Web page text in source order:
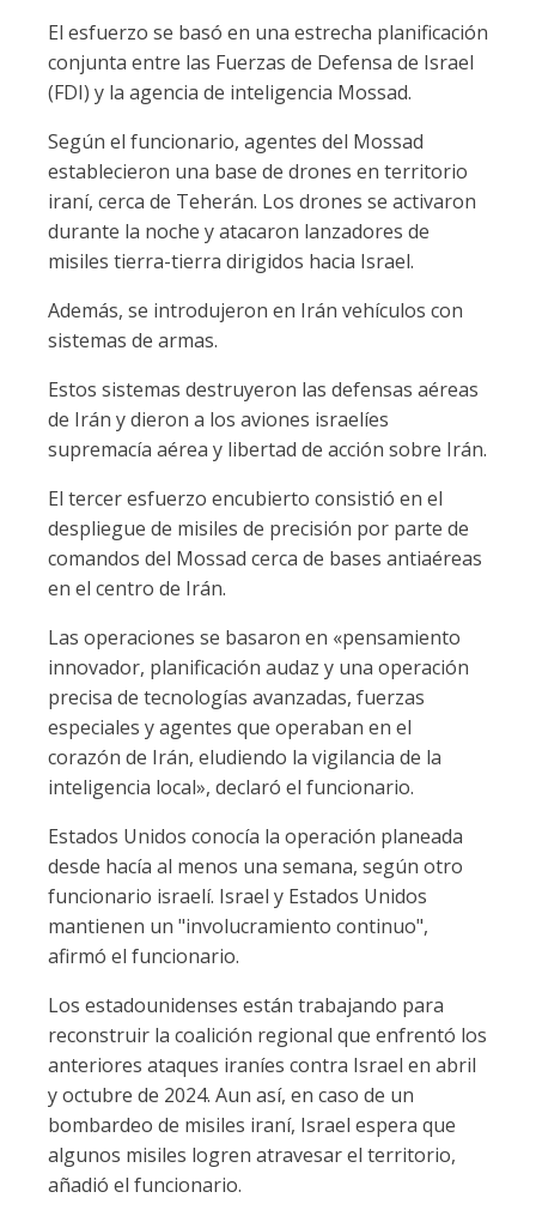
El esfuerzo se basó en una estrecha planificación
conjunta entre las Fuerzas de Defensa de Israel
(FDI) y la agencia de inteligencia Mossad.
Según el funcionario, agentes del Mossad
establecieron una base de drones en territorio
iraní, cerca de Teherán. Los drones se activaron
durante la noche y atacaron lanzadores de
misiles tierra-tierra dirigidos hacia Israel.
Además, se introdujeron en Irán vehículos con
sistemas de armas.
Estos sistemas destruyeron las defensas aéreas
de Irán y dieron a los aviones israelíes
supremacía aérea y libertad de acción sobre Irán.
El tercer esfuerzo encubierto consistió en el
despliegue de misiles de precisión por parte de
comandos del Mossad cerca de bases antiaéreas
en el centro de Irán.
Las operaciones se basaron en «pensamiento
innovador, planificación audaz y una operación
precisa de tecnologías avanzadas, fuerzas
especiales y agentes que operaban en el
corazón de Irán, eludiendo la vigilancia de la
inteligencia local», declaró el funcionario.
Estados Unidos conocía la operación planeada
desde hacía al menos una semana, según otro
funcionario israelí. Israel y Estados Unidos
mantienen un "involucramiento continuo",
afirmó el funcionario.
Los estadounidenses están trabajando para
reconstruir la coalición regional que enfrentó los
anteriores ataques iraníes contra Israel en abril
y octubre de 2024. Aun así, en caso de un
bombardeo de misiles iraní, Israel espera que
algunos misiles logren atravesar el territorio,
añadió el funcionario.